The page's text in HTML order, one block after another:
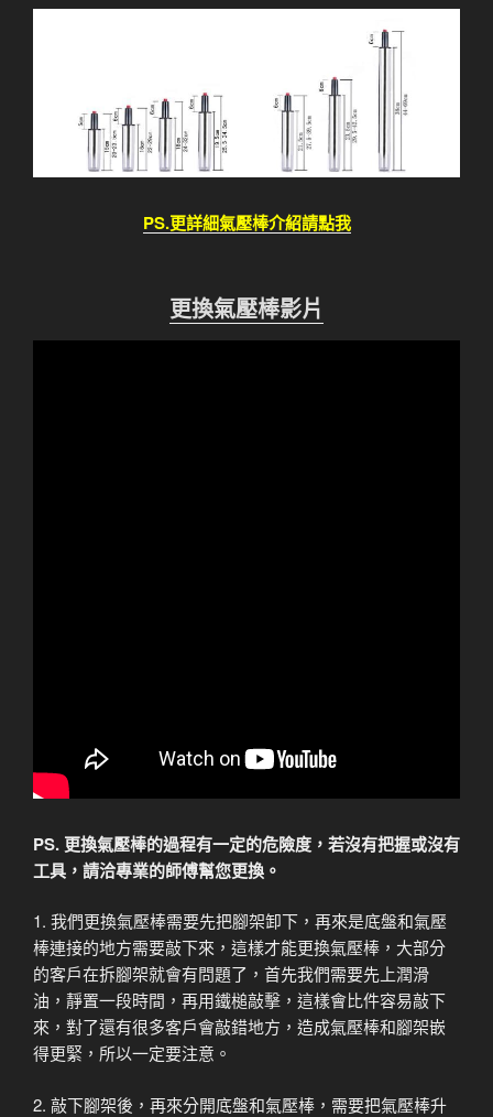
PS.更詳細氣壓棒介紹請點我
更換氣壓棒影片
PS. 更換氣壓棒的過程有一定的危險度，若沒有把握或沒有
工具，請洽專業的師傅幫您更換。
1. 我們更換氣壓棒需要先把腳架卸下，再來是底盤和氣壓
棒連接的地方需要敲下來，這樣才能更換氣壓棒，大部分
的客戶在拆腳架就會有問題了，首先我們需要先上潤滑
油，靜置一段時間，再用鐵槌敲擊，這樣會比件容易敲下
來，對了還有很多客戶會敲錯地方，造成氣壓棒和腳架嵌
得更緊，所以一定要注意。
2. 敲下腳架後，再來分開底盤和氣壓棒，需要把氣壓棒升